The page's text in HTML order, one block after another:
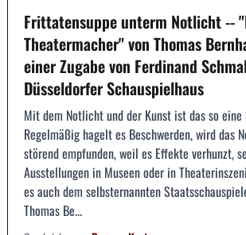
Frittatensuppe unterm Notlicht --
Theatermacher" von Thomas
einer Zugabe von Ferdinand
Düsseldorfer Schauspielhaus
Mit dem Notlicht und der Kunst ist das so eine
Regelmäßig hagelt es Beschwerden, wird das
störend empfunden, weil es Effekte verhunzt,
Ausstellungen in Museen oder in
es auch dem selbsternannten
Thomas Be...